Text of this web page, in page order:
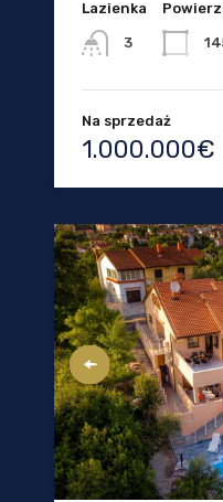
Lazienka
3
Na sprzedaż
1.000.000€